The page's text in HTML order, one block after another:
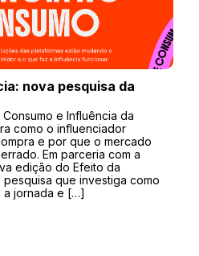
nova pesquisa da
e Influência da
como o influenciador
e por que o mercado
Em parceria com a
edição do Efeito da
pesquisa que investiga como
a jornada e […]